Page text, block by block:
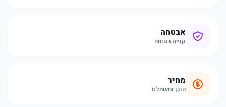
אבטחה
קנייה בטוחה
מחיר
הוגן ומשתלם